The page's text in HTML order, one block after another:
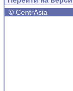
© CentrAsia